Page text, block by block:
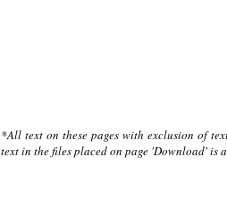
*All text on these pages with exclusion of
text in the files placed on page 'Download'